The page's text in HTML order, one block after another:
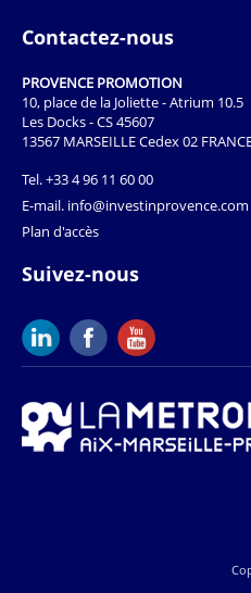
Contactez-nous
PROVENCE PROMOTION
10, place de la Joliette - Atrium 10.5
Les Docks - CS 45607
13567 MARSEILLE Cedex 02
Tel.+33 4 96 11 60 00
E-mail. info@investinprovence.com
Plan d'accès
Suivez-nous